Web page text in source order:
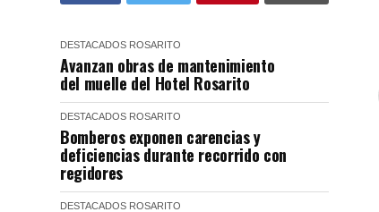
DESTACADOS ROSARITO
Avanzan obras de mantenimiento
del muelle del Hotel Rosarito
DESTACADOS ROSARITO
Bomberos exponen carencias y
deficiencias durante recorrido con
regidores
DESTACADOS ROSARITO